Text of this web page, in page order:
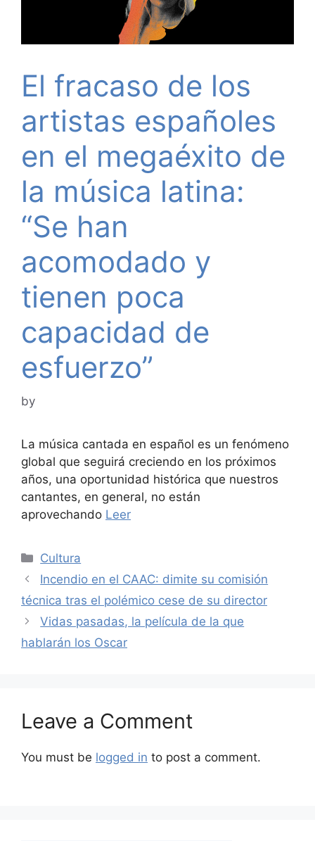
El fracaso de los
artistas españoles
en el megaéxito de
la música latina:
“Se han
acomodado y
tienen poca
capacidad de
esfuerzo”
by
La música cantada en español es un fenómeno
global que seguirá creciendo en los próximos
años, una oportunidad histórica que nuestros
cantantes, en general, no están
aprovechando Leer
Categories
Cultura
Incendio en el CAAC: dimite su comisión
técnica tras el polémico cese de su director
Vidas pasadas, la película de la que
hablarán los Oscar
Leave a Comment
You must be logged in to post a comment.